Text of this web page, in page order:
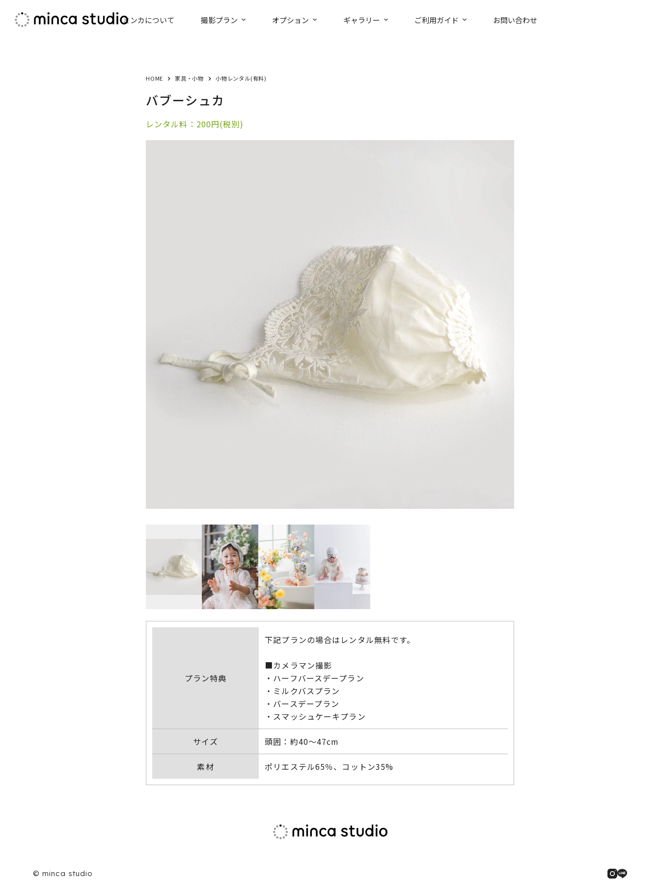
コ
ン
ミンカについて 撮影プラン オプション ギャラリー ご利用ガイド お問い合わせ
HOME 家具・小物 小物レンタル(有料)
バブーシュカ
レンタル料：200円(税別)
プラン特典
下記プランの場合はレンタル無料です。
■カメラマン撮影
・ハーフバースデープラン
・ミルクバスプラン
・バースデープラン
・スマッシュケーキプラン
サイズ 頭囲：約40～47cm
素材 ポリエステル65％、コットン35%
© minca studio